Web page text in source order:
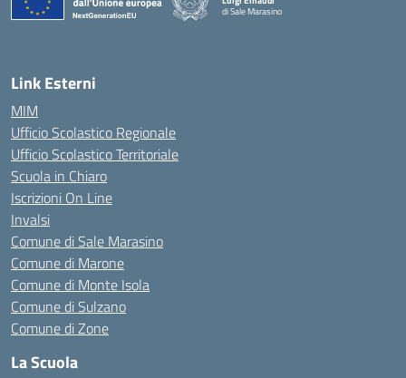
di Sale Marasino
Link Esterni
MIM
Ufficio Scolastico Regionale
Ufficio Scolastico Territoriale
Scuola in Chiaro
Iscrizioni On Line
Invalsi
Comune di Sale Marasino
Comune di Marone
Comune di Monte Isola
Comune di Sulzano
Comune di Zone
La Scuola